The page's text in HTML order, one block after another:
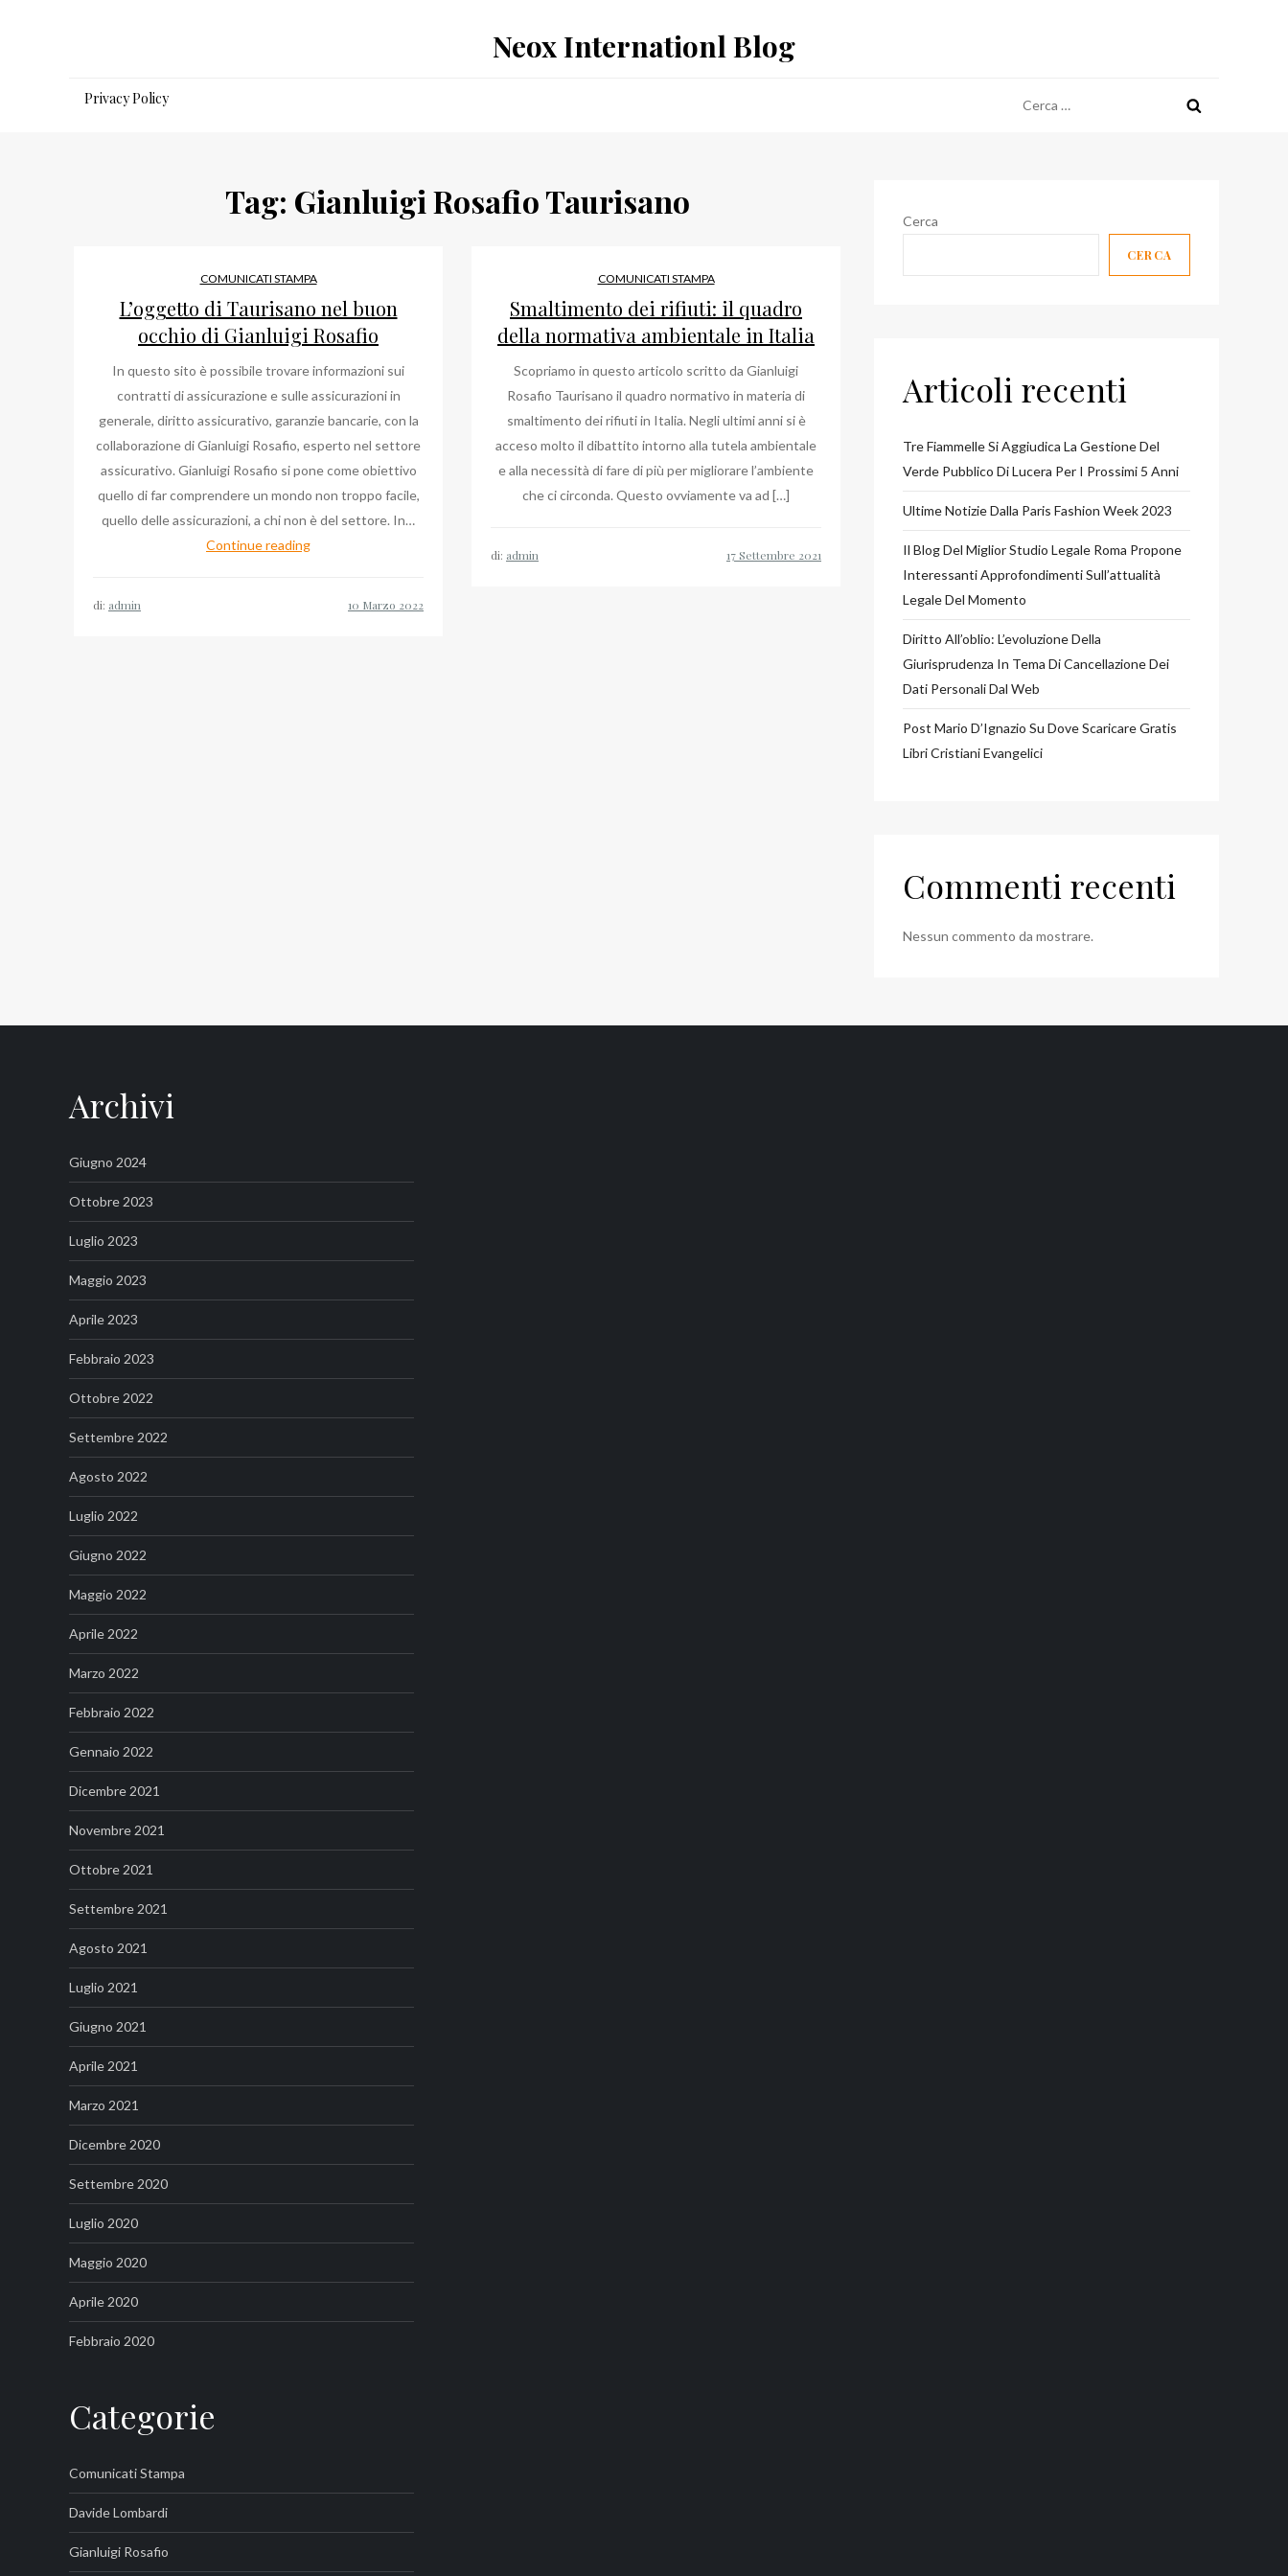
Neox Internationl Blog
Privacy Policy
per:
Tag: Gianluigi Rosafio Taurisano
COMUNICATI STAMPA
L’oggetto di Taurisano nel buon
occhio di Gianluigi Rosafio
In questo sito è possibile trovare informazioni sui
contratti di assicurazione e sulle assicurazioni in
generale, diritto assicurativo, garanzie bancarie, con la
collaborazione di Gianluigi Rosafio, esperto nel settore
assicurativo. Gianluigi Rosafio si pone come obiettivo
quello di far comprendere un mondo non troppo facile,
quello delle assicurazioni, a chi non è del settore. In…
Continue readingL’oggetto
di: admin
COMUNICATI STAMPA
Smaltimento dei rifiuti: il quadro
della normativa ambientale in Italia
Scopriamo in questo articolo scritto da Gianluigi
Rosafio Taurisano il quadro normativo in materia di
smaltimento dei rifiuti in Italia. Negli ultimi anni si è
acceso molto il dibattito intorno alla tutela ambientale
e alla necessità di fare di più per migliorare l’ambiente
che ci circonda. Questo ovviamente va ad […]
di: admin
Cerca
CERCA
Articoli recenti
Tre Fiammelle Si Aggiudica La Gestione Del
Verde Pubblico Di Lucera Per I Prossimi 5 Anni
Ultime Notizie Dalla Paris Fashion Week 2023
Il Blog Del Miglior Studio Legale Roma Propone
Interessanti Approfondimenti Sull’attualità
Legale Del Momento
Diritto All’oblio: L’evoluzione Della
Giurisprudenza In Tema Di Cancellazione Dei
Dati Personali Dal Web
Post Mario D’Ignazio Su Dove Scaricare Gratis
Libri Cristiani Evangelici
Commenti recenti
Nessun commento da mostrare.
Archivi
Giugno 2024
Ottobre 2023
Luglio 2023
Maggio 2023
Aprile 2023
Febbraio 2023
Ottobre 2022
Settembre 2022
Agosto 2022
Luglio 2022
Giugno 2022
Maggio 2022
Aprile 2022
Marzo 2022
Febbraio 2022
Gennaio 2022
Dicembre 2021
Novembre 2021
Ottobre 2021
Settembre 2021
Agosto 2021
Luglio 2021
Giugno 2021
Aprile 2021
Marzo 2021
Dicembre 2020
Settembre 2020
Luglio 2020
Maggio 2020
Aprile 2020
Febbraio 2020
Categorie
Comunicati Stampa
Davide Lombardi
Gianluigi Rosafio